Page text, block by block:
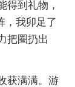
得到礼物，
，我卯足了
把圈扔出
获满满。游